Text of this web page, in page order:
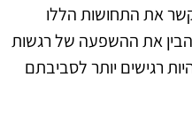
את התחושות הללו
את ההשפעה של רגשות
רגישים יותר לסביבתם